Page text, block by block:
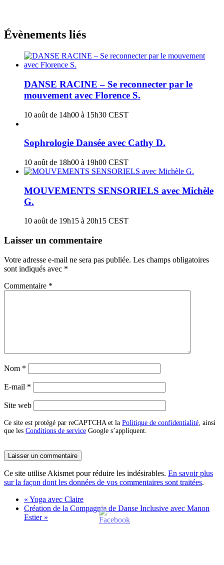
Évènements liés
DANSE RACINE – Se reconnecter par le
mouvement avec Florence S.
10 août de 14h00 à 15h30 CEST
Sophrologie Dansée avec Cathy D.
10 août de 18h00 à 19h00 CEST
MOUVEMENTS SENSORIELS avec Michèle
G.
10 août de 19h15 à 20h15 CEST
Laisser un commentaire
Votre adresse e-mail ne sera pas publiée. Les champs obligatoires
sont indiqués avec *
Commentaire *
Nom *
E-mail *
Site web
Ce site est protégé par reCAPTCHA et la Politique de confidentialité , ainsi
que les Conditions de service Google s’appliquent.
Ce site utilise Akismet pour réduire les indésirables. En savoir plus
sur la façon dont les données de vos commentaires sont traitées.
« Yoga avec Claire
Création de la Compagnie de Danse Inclusive avec Manon
Estier »